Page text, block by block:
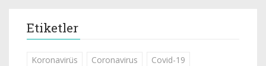
Etiketler
Koronavirüs Coronavirus
Covid-19